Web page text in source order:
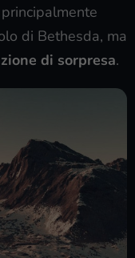
di Bethesda, ma
di sorpresa.